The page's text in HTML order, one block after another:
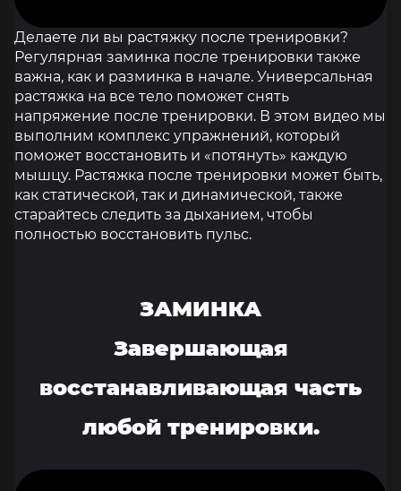
Делаете ли вы растяжку после тренировки?
Регулярная заминка после тренировки также
важна, как и разминка в начале. Универсальная
растяжка на все тело поможет снять
напряжение после тренировки. В этом видео мы
выполним комплекс упражнений, который
поможет восстановить и «потянуть» каждую
мышцу. Растяжка после тренировки может быть,
как статической, так и динамической, также
старайтесь следить за дыханием, чтобы
полностью восстановить пульс.
ЗАМИНКА
Завершающая
восстанавливающая часть
любой тренировки.